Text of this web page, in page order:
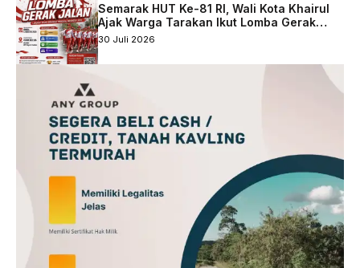
Semarak HUT Ke-81 RI, Wali Kota Khairul
Ajak Warga Tarakan Ikut Lomba Gerak
Jalan
30 Juli 2026